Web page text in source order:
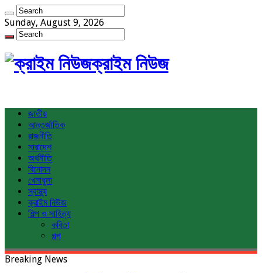
Sunday, August 9, 2026
ক্রাইম নিউজ
জাতীয়
আন্তর্জাতিক
রাজনীতি
সারাদেশ
অর্থনীতি
বিনোদন
খেলাধুলা
স্বাস্থ্য
ক্রাইম নিউজ
শিল্প ও সাহিত্য
কবিতা
গল্প
Breaking News